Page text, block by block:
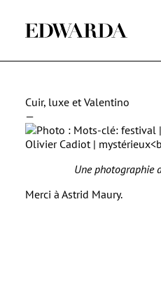
Cuir, luxe et Valentino
—
Une photographie
Merci à Astrid Maury.